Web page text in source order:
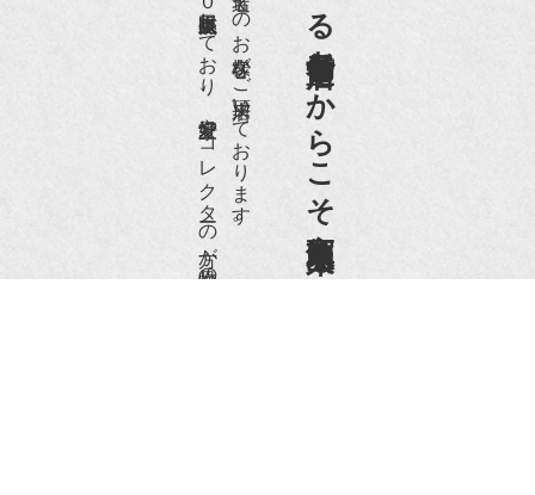
老舗骨董店だからこそ高価買取出来るのです。
愛好家やコレクターの方が品物の入荷をお待ちです。